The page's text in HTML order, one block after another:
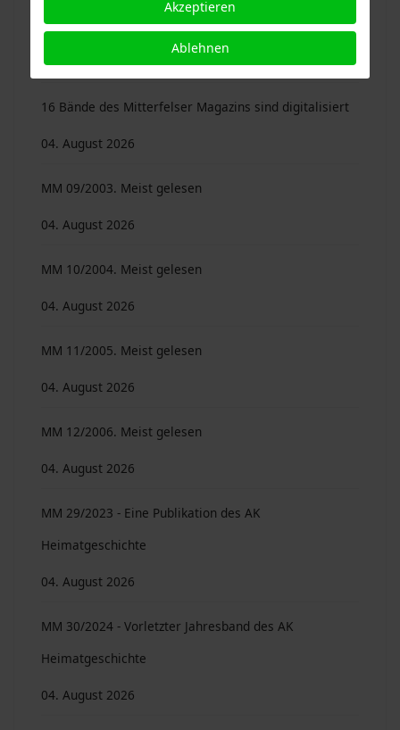
Autoren …
04. August 2026
16 Bände des Mitterfelser Magazins sind digitalisiert
04. August 2026
MM 09/2003. Meist gelesen
04. August 2026
MM 10/2004. Meist gelesen
04. August 2026
MM 11/2005. Meist gelesen
04. August 2026
MM 12/2006. Meist gelesen
04. August 2026
MM 29/2023 - Eine Publikation des AK
Heimatgeschichte
04. August 2026
MM 30/2024 - Vorletzter Jahresband des AK
Heimatgeschichte
04. August 2026
Akzeptieren
Ablehnen